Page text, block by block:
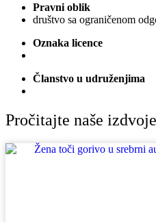
Pravni oblik
društvo sa ograničenom
Oznaka licence
Članstvo u udruženjima
Pročitajte naše